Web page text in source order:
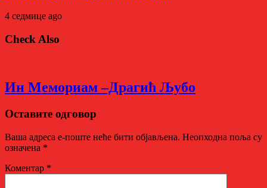
4 седмице ago
Check Also
Ин Мемориам –Драгић Љубо
Оставите одговор
Ваша адреса е-поште неће бити објављена. Неопходна поља су
означена *
Коментар *